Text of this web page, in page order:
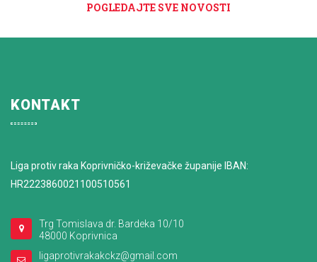
POGLEDAJTE SVE NOVOSTI
KONTAKT
Liga protiv raka Koprivničko-križevačke županije IBAN:
HR2223860021100510561
Trg Tomislava dr. Bardeka 10/10
48000 Koprivnica
ligaprotivrakakckz@gmail.com